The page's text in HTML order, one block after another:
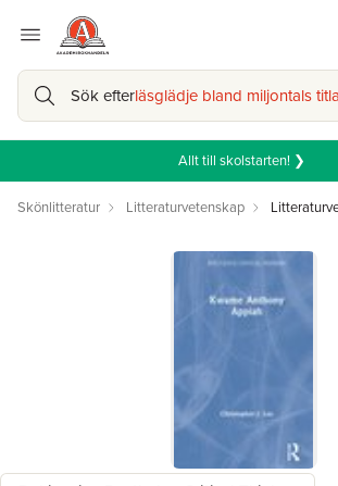
Sök efterläsglädje bland miljontals
Allt till skolstarten! ❯
Skönlitteratur Litteraturvetenskap